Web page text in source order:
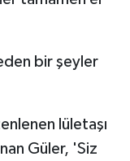
bir şeyler
lületaşı
Güler, 'Siz